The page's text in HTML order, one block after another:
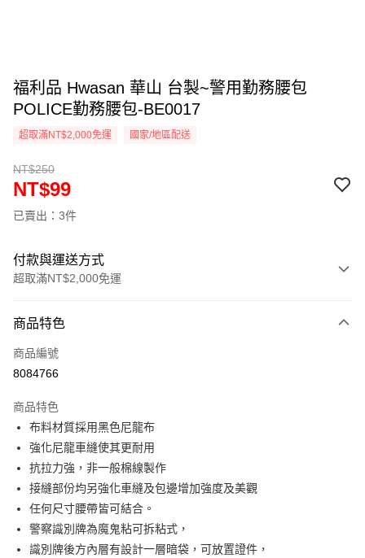
福利品 Hwasan 華山 台製~警用勤務腰包
POLICE勤務腰包-BE0017
超取滿NT$2,000免運 國家/地區配送
NT$250
NT$99
已賣出：3件
付款與運送方式
超取滿NT$2,000免運
信用卡一次付款
信用卡分期付款
合作金庫商業銀行
華南商業銀行
上海商業儲蓄銀行
國泰世華商業銀行
臺灣中小企業銀行
台中商業銀行
匯豐（台灣）商業銀行
聯邦商業銀行
元大商業銀行
玉山商業銀行
星展（台灣）商業銀行
超商取貨付款
LINE Pay
Apple Pay
街口支付
商品特色
商品編號
8084766
商品特色
布料材質採用黑色尼龍布
強化尼龍車縫使其更耐用
抗拉力強，非一般棉線製作
接縫部份均另強化車縫及包邊增加強度及美觀
任何尺寸腰帶皆可結合。
警察識別牌為魔鬼粘可拆粘式，
識別牌後方內層有設計一層暗袋，可放置證件，